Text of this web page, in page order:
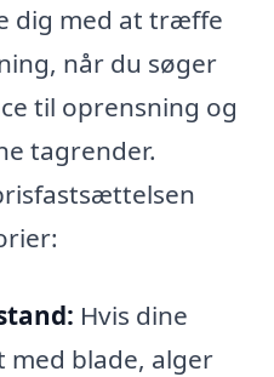
dig med at træffe
når du søger
til oprensning og
tagrender.
Hvis dine
blade, alger